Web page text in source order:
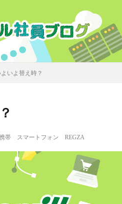
よいよ替え時？
帯 スマートフォン REGZA